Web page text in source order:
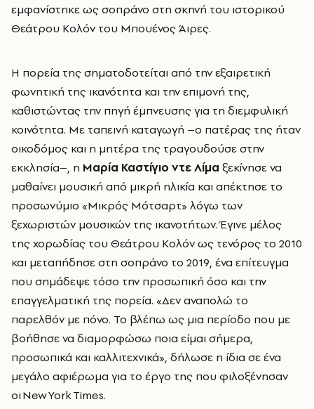
εμφανίστηκε ως σοπράνο στη σκηνή του ιστορικού
Θεάτρου Κολόν του Μπουένος Άιρες.
Η πορεία της σηματοδοτείται από την εξαιρετική
φωνητική της ικανότητα και την επιμονή της,
καθιστώντας την πηγή έμπνευσης για τη διεμφυλική
κοινότητα. Με ταπεινή καταγωγή –ο πατέρας της ήταν
οικοδόμος και η μητέρα της τραγουδούσε στην
εκκλησία–, η Μαρία Καστίγιο ντε Λίμα ξεκίνησε να
μαθαίνει μουσική από μικρή ηλικία και απέκτησε το
προσωνύμιο «Μικρός Μότσαρτ» λόγω των
ξεχωριστών μουσικών της ικανοτήτων. Έγινε μέλος
της χορωδίας του Θεάτρου Κολόν ως τενόρος το 2010
και μεταπήδησε στη σοπράνο το 2019, ένα επίτευγμα
που σημάδεψε τόσο την προσωπική όσο και την
επαγγελματική της πορεία. «Δεν αναπολώ το
παρελθόν με πόνο. Το βλέπω ως μια περίοδο που με
βοήθησε να διαμορφώσω ποια είμαι σήμερα,
προσωπικά και καλλιτεχνικά», δήλωσε η ίδια σε ένα
μεγάλο αφιέρωμα για το έργο της που φιλοξένησαν
οι New York Times.